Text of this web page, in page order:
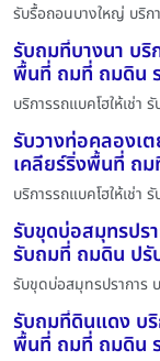
รับรื้อถอนบางใหญ่ บริก
รับถมที่บางนา บริ
พื้นที่ ถมที่ ถมดิน ร
บริการรถแบคโฮให้เช่า
รับวางท่อคลองเ
เคลียร์ริ่งพื้นที่ ถม
บริการรถแบคโฮให้เช่า
รับขุดบ่อสมุทรปร
รับถมที่ ถมดิน ปรั
รับขุดบ่อสมุทรปราการ
รับถมที่ดินแดง บริ
พื้นที่ ถมที่ ถมดิน ร